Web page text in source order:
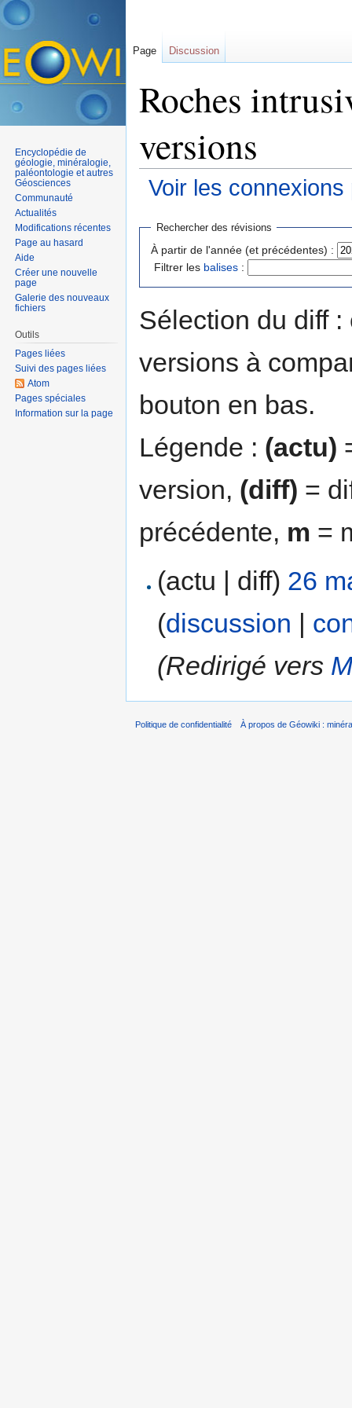
Roches
versions
Voir les
Rechercher des révisions
À partir de l'année (et précédentes) :
Filtrer les balises :
Sélection du diff
versions à
bouton en bas.
Légende : (actu)
version, (diff) =
précédente, m =
(actu | diff) 26
(discussion |
(Redirigé vers
Page Discussion
Encyclopédie de
géologie, minéralogie,
paléontologie et autres
Géosciences
Communauté
Actualités
Modifications récentes
Page au hasard
Aide
Créer une nouvelle
page
Galerie des nouveaux
fichiers
Outils
Pages liées
Suivi des pages liées
Atom
Pages spéciales
Information sur la page
Politique de confidentialité À propos de Géowiki :